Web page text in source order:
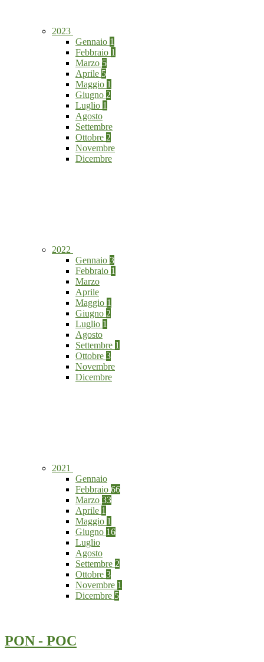
2023
Gennaio 1
Febbraio 1
Marzo 5
Aprile 5
Maggio 1
Giugno 2
Luglio 1
Agosto
Settembre
Ottobre 2
Novembre
Dicembre
2022
Gennaio 3
Febbraio 1
Marzo
Aprile
Maggio 1
Giugno 2
Luglio 1
Agosto
Settembre 1
Ottobre 3
Novembre
Dicembre
2021
Gennaio
Febbraio 66
Marzo 33
Aprile 1
Maggio 1
Giugno 16
Luglio
Agosto
Settembre 2
Ottobre 3
Novembre 1
Dicembre 5
PON - POC